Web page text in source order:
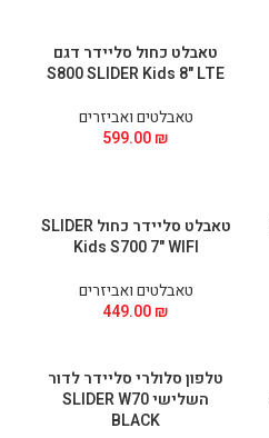
טאבלט כחול סליידר דגם
S800 SLIDER Kids 8" LTE
טאבלטים ואביזרים
599.00₪
טאבלט סליידר כחול SLIDER
Kids S700 7" WIFI
טאבלטים ואביזרים
449.00₪
טלפון סלולרי סליידר לדור
השלישי SLIDER W70
BLACK